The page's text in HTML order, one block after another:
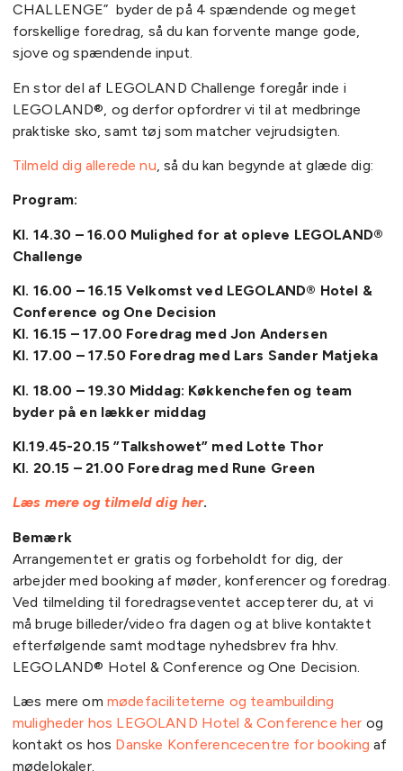
CHALLENGE” byder de på 4 spændende og meget
forskellige foredrag, så du kan forvente mange gode,
sjove og spændende input.
En stor del af LEGOLAND Challenge foregår inde i
LEGOLAND®, og derfor opfordrer vi til at medbringe
praktiske sko, samt tøj som matcher vejrudsigten.
Tilmeld dig allerede nu, så du kan begynde at glæde dig:
Program:
Kl. 14.30 – 16.00 Mulighed for at opleve LEGOLAND®
Challenge
Kl. 16.00 – 16.15 Velkomst ved LEGOLAND® Hotel &
Conference og One Decision
Kl. 16.15 – 17.00 Foredrag med Jon Andersen
Kl. 17.00 – 17.50 Foredrag med Lars Sander Matjeka
Kl. 18.00 – 19.30 Middag: Køkkenchefen og team
byder på en lækker middag
Kl.19.45-20.15 ”Talkshowet” med Lotte Thor
Kl. 20.15 – 21.00 Foredrag med Rune Green
Læs mere og tilmeld dig her.
Bemærk
Arrangementet er gratis og forbeholdt for dig, der
arbejder med booking af møder, konferencer og foredrag.
Ved tilmelding til foredragseventet accepterer du, at vi
må bruge billeder/video fra dagen og at blive kontaktet
efterfølgende samt modtage nyhedsbrev fra hhv.
LEGOLAND® Hotel & Conference og One Decision.
Læs mere om mødefaciliteterne og teambuilding
muligheder hos LEGOLAND Hotel & Conference her og
kontakt os hos Danske Konferencecentre for booking af
mødelokaler.